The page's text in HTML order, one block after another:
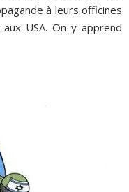
à leurs officines
USA. On y apprend